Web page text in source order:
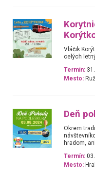
Vláčik
celých
Termín:
Mesto:
Deň
Okrem
hradom,
Termín:
Mesto: